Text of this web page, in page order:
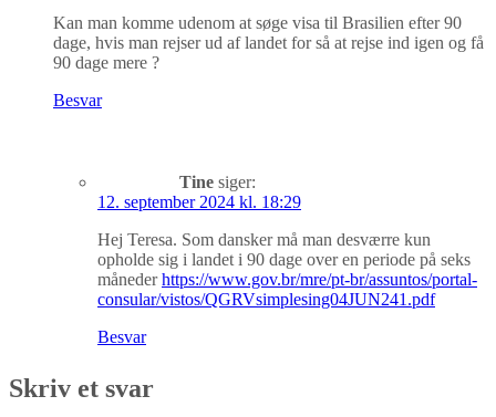
Kan man komme udenom at søge visa til Brasilien efter 90
dage, hvis man rejser ud af landet for så at rejse ind igen og få
90 dage mere ?
Besvar
Tine siger:
12. september 2024 kl. 18:29
Hej Teresa. Som dansker må man desværre kun
opholde sig i landet i 90 dage over en periode på seks
månederhttps://www.gov.br/mre/pt-br/assuntos/portal-
consular/vistos/QGRVsimplesing04JUN241.pdf
Besvar
Skriv et svar